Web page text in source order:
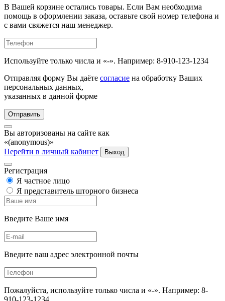
В Вашей корзине остались товары. Если Вам необходима
помощь в оформлении заказа, оставьте свой номер телефона и
с вами свяжется наш менеджер.
Используйте только числа и «-». Например: 8-910-123-1234
Отправляя форму Вы даёте согласие на обработку Ваших
персональных данных,
указанных в данной форме
Отправить
Вы авторизованы на сайте как
«(anonymous)»
Перейти в личный кабинет
Выход
Регистрация
Я частное лицо
Я представитель шторного бизнеса
Введите Ваше имя
Введите ваш адрес электронной почты
Пожалуйста, используйте только числа и «-». Например: 8-
910-123-1234